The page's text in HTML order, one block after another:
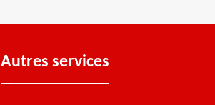
Autres services